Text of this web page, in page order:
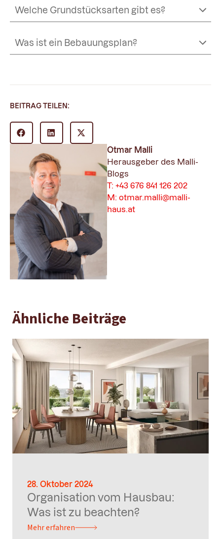
Welche Grundstücksarten gibt es?
Was ist ein Bebauungsplan?
BEITRAG TEILEN:
Otmar Malli
Herausgeber des Malli-
Blogs
T: +43 676 841 126 202
M: otmar.malli@malli-
haus.at
Ähnliche Beiträge
28. Oktober 2024
Organisation vom Hausbau:
Was ist zu beachten?
Mehr erfahren